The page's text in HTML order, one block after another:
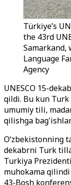
Türkiye’s
the 43rd
Samarkand,
Language
Agency
UNESCO 15-
qildi. Bu kun
umumiy tili,
qilishga
O‘zbekistonning
dekabrni Turk
Turkiya
muhokama
43-Bosh